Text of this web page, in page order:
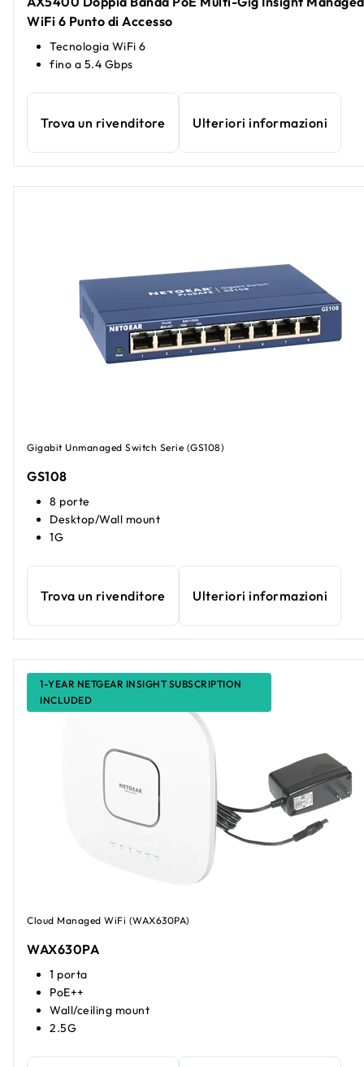
WiFi 6 Punto di Accesso
Tecnologia WiFi 6
fino a 5.4 Gbps
Trova un rivenditore Ulteriori informazioni
Gigabit Unmanaged Switch Serie (GS108)
GS108
8 porte
Desktop/Wall mount
1G
Trova un rivenditore Ulteriori informazioni
1-YEAR NETGEAR INSIGHT SUBSCRIPTION
INCLUDED
Cloud Managed WiFi (WAX630PA)
WAX630PA
1 porta
PoE++
Wall/ceiling mount
2.5G